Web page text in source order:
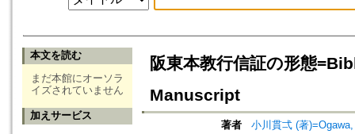
本文を読む
まだ本館にオーソラ
イズされていません
加えサービス
阪東本教行信証の形態
Manuscript
著者
小川貫弌 (著